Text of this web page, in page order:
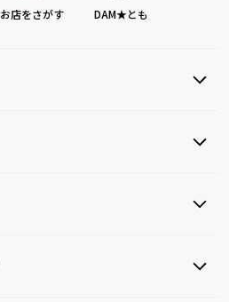
お店をさがす DAM★とも